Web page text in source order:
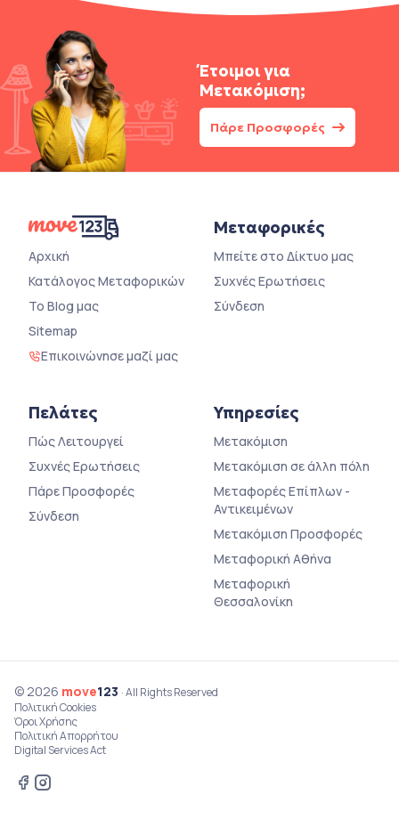
Έτοιμοι για
Μετακόμιση;
Πάρε Προσφορές
Αρχική
Κατάλογος Μεταφορικών
Το Blog μας
Sitemap
Επικοινώνησε μαζί μας
Μεταφορικές
Μπείτε στο Δίκτυο μας
Συχνές Ερωτήσεις
Σύνδεση
Πελάτες
Πώς Λειτουργεί
Συχνές Ερωτήσεις
Πάρε Προσφορές
Σύνδεση
Υπηρεσίες
Μετακόμιση
Μετακόμιση σε άλλη πόλη
Μεταφορές Επίπλων -
Αντικειμένων
Μετακόμιση Προσφορές
Μεταφορική Αθήνα
Μεταφορική
Θεσσαλονίκη
© 2026 move123 · All Rights Reserved
Πολιτική Cookies
Όροι Χρήσης
Πολιτική Απορρήτου
Digital Services Act